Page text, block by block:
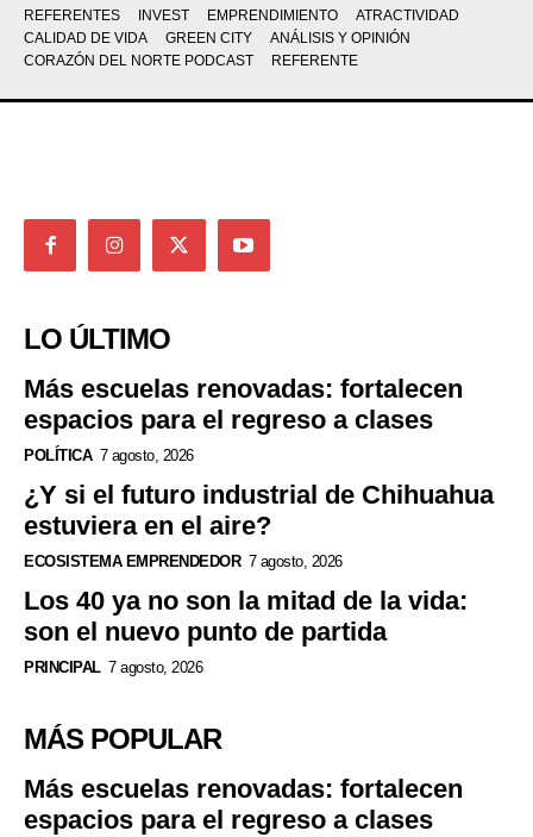
REFERENTES INVEST EMPRENDIMIENTO
ATRACTIVIDAD
CALIDAD DE VIDA
GREEN CITY
ANÁLISIS Y OPINIÓN
CORAZÓN DEL NORTE PODCAST
REFERENTE
LO ÚLTIMO
Más escuelas renovadas: fortalecen
espacios para el regreso a clases
POLÍTICA 7 agosto, 2026
¿Y si el futuro industrial de Chihuahua
estuviera en el aire?
ECOSISTEMA EMPRENDEDOR 7 agosto, 2026
Los 40 ya no son la mitad de la vida:
son el nuevo punto de partida
PRINCIPAL 7 agosto, 2026
MÁS POPULAR
Más escuelas renovadas: fortalecen
espacios para el regreso a clases